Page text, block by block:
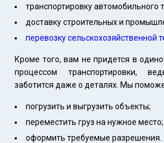
транспортировку автомобильного
доставку строительных и
перевозку сельскохозяйственной
Кроме того, вам не придется в
процессом транспортировки,
заботится даже о деталях. Мы
погрузить и выгрузить объекты;
переместить груз на нужное место;
оформить требуемые разрешения.